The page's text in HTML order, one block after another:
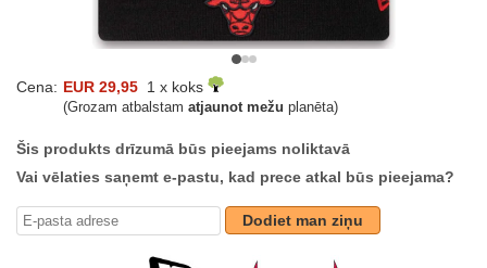
Cena: EUR 29,95 1 x koks
(Grozam atbalstam atjaunot mežu planēta)
Šis produkts drīzumā būs pieejams noliktavā
Vai vēlaties saņemt e-pastu, kad prece atkal būs pieejama?
Dodiet man ziņu